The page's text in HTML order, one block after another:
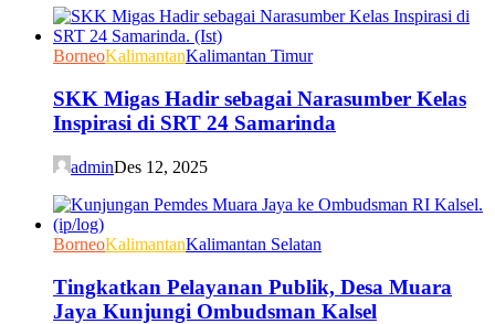
BorneoKalimantanKalimantan Timur
SKK Migas Hadir sebagai Narasumber Kelas
Inspirasi di SRT 24 Samarinda
adminDes 12, 2025
BorneoKalimantanKalimantan Selatan
Tingkatkan Pelayanan Publik, Desa Muara
Jaya Kunjungi Ombudsman Kalsel